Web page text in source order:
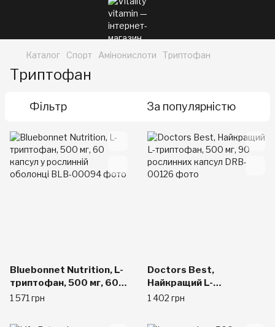
Каталог Спорт Амінокислоти Триптофан
Триптофан
Фільтр За популярністю
Bluebonnet Nutrition, L-
триптофан, 500 мг, 60
капсул у рослинній
1 571 грн
Doctors Best,
Найкращий L-
триптофан, 500 мг, 90
1 402 грн